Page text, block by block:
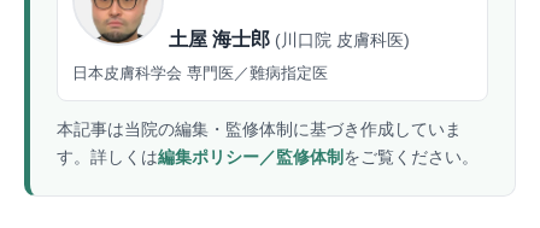
土屋 海士郎 (川口院 皮膚科医)
日本皮膚科学会 専門医／難病指定医
本記事は当院の編集・監修体制に基づき作成していま
す。詳しくは編集ポリシー／監修体制 をご覧ください。